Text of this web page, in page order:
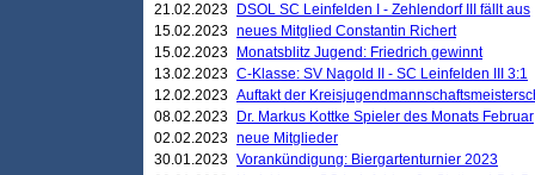
21.02.2023
DSOL SC Leinfelden I - Zehlendorf III fällt aus
15.02.2023 neues Mitglied Constantin Richert
15.02.2023
Monatsblitz Jugend: Friedrich gewinnt
13.02.2023 C-Klasse: SV Nagold II - SC Leinfelden III 3:1
12.02.2023 Auftakt der
08.02.2023
Dr. Markus Kottke Spieler des Monats Februar
02.02.2023 neue Mitglieder
30.01.2023 Vorankündigung: Biergartenturnier 2023